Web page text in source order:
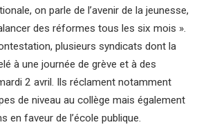
on parle de l’avenir de la jeunesse,
des réformes tous les six mois ».
plusieurs syndicats dont la
à une journée de grève et à des
2 avril. Ils réclament notamment
de niveau au collège mais également
en faveur de l’école publique.